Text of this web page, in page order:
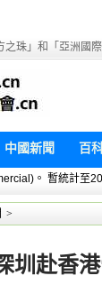
珠」和「亞洲國際
中國新聞 百
。 暫統計至
>
圳赴香